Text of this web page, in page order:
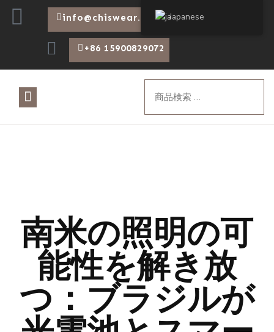
info@chiswear.com
+86 15900829072
南米の照明の可
能性を解き放
つ：ブラジルが
Japanese